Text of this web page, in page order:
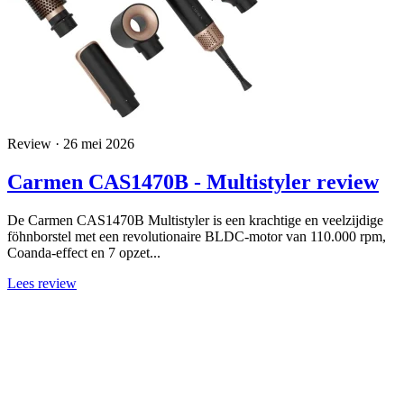
Review · 26 mei 2026
Carmen CAS1470B - Multistyler review
De Carmen CAS1470B Multistyler is een krachtige en veelzijdige
föhnborstel met een revolutionaire BLDC-motor van 110.000 rpm,
Coanda-effect en 7 opzet...
Lees review